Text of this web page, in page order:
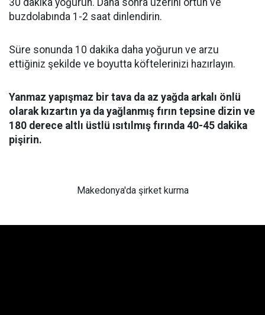
30 dakika yoğurun. Daha sonra üzerini örtün ve
buzdolabında 1-2 saat dinlendirin.
Süre sonunda 10 dakika daha yoğurun ve arzu
ettiğiniz şekilde ve boyutta köftelerinizi hazırlayın.
Yanmaz yapışmaz bir tava da az yağda arkalı önlü
olarak kızartın ya da yağlanmış fırın tepsine dizin ve
180 derece altlı üstlü ısıtılmış fırında 40-45 dakika
pişirin.
Makedonya'da şirket kurma